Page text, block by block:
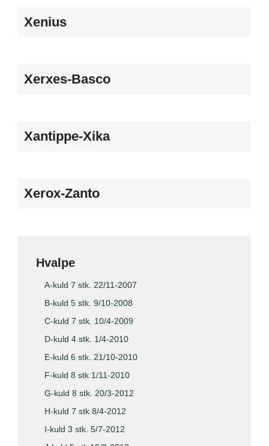
Xenius
Xerxes-Basco
Xantippe-Xika
Xerox-Zanto
Hvalpe
A-kuld 7 stk. 22/11-2007
B-kuld 5 stk. 9/10-2008
C-kuld 7 stk. 10/4-2009
D-kuld 4 stk. 1/4-2010
E-kuld 6 stk. 21/10-2010
F-kuld 8 stk 1/11-2010
G-kuld 8 stk. 20/3-2012
H-kuld 7 stk 8/4-2012
I-kuld 3 stk. 5/7-2012